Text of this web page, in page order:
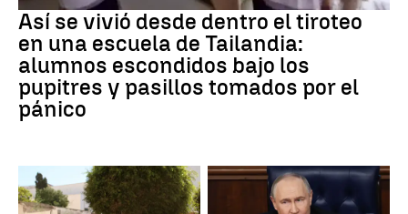
Así se vivió desde dentro el tiroteo
en una escuela de Tailandia:
alumnos escondidos bajo los
pupitres y pasillos tomados por el
pánico